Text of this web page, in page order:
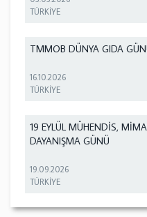
TÜRKİYE
TMMOB DÜNYA GIDA
16.10.2026
TÜRKİYE
19 EYLÜL MÜHENDİS,
DAYANIŞMA GÜNÜ
19.09.2026
TÜRKİYE